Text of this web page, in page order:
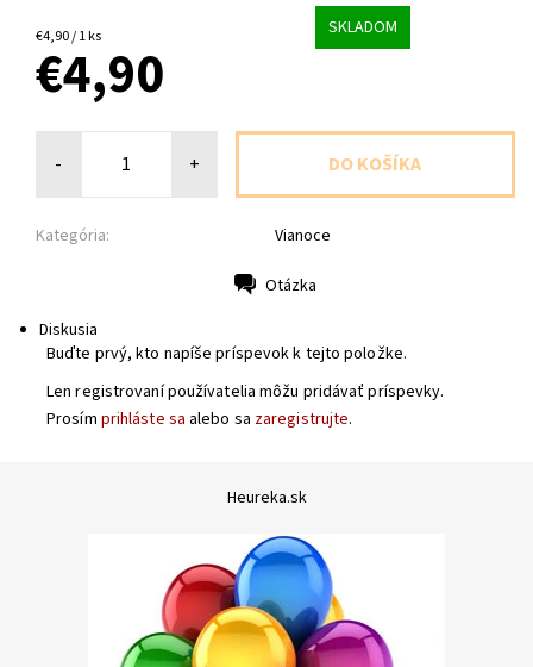
€4,90 / 1 ks SKLADOM
€4,90
- +
Kategória: Vianoce
Otázka
Diskusia
Buďte prvý, kto napíše príspevok k tejto položke.
Len registrovaní používatelia môžu pridávať príspevky.
Prosím prihláste sa alebo sa zaregistrujte.
Heureka.sk